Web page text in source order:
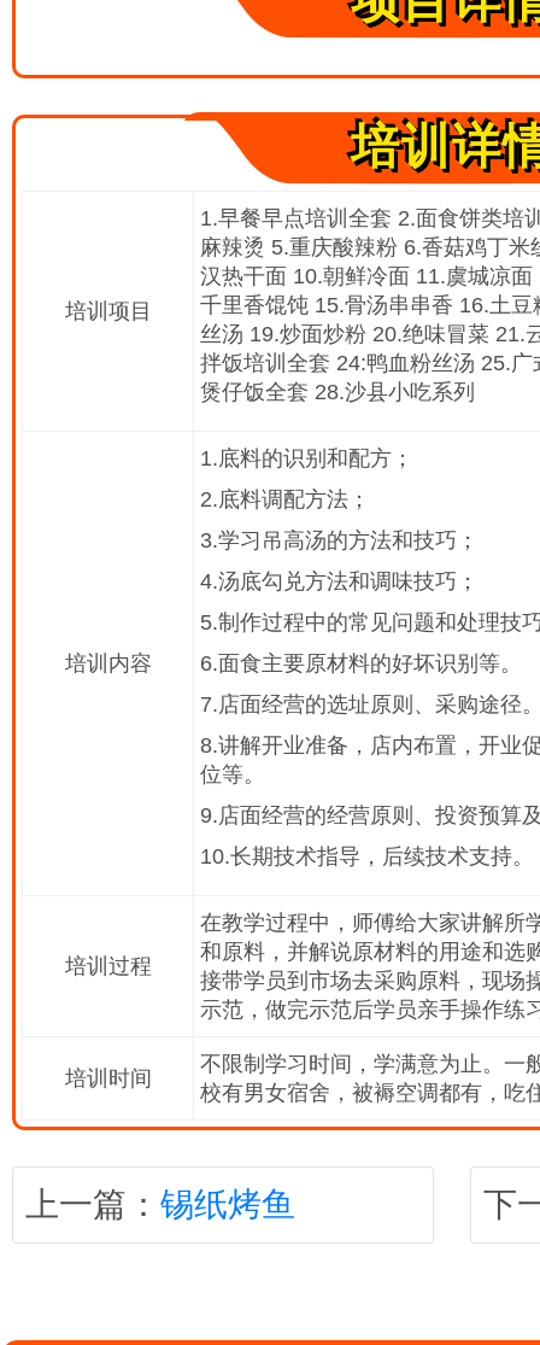
培训详
培训项目
1.早餐早点培训全套 2.面食饼类培
麻辣烫 5.重庆酸辣粉 6.香菇鸡丁
汉热干面 10.朝鲜冷面 11.虞城凉
千里香馄饨 15.骨汤串串香 16.土
丝汤 19.炒面炒粉 20.绝味冒菜 21.
拌饭培训全套 24:鸭血粉丝汤 25.
煲仔饭全套 28.沙县小吃系列
培训内容
1.底料的识别和配方；
2.底料调配方法；
3.学习吊高汤的方法和技巧；
4.汤底勾兑方法和调味技巧；
5.制作过程中的常见问题和处理技
6.面食主要原材料的好坏识别等。
7.店面经营的选址原则、采购途径
8.讲解开业准备，店内布置，开业
位等。
9.店面经营的经营原则、投资预算
10.长期技术指导，后续技术支持。
培训过程
在教学过程中，师傅给大家讲解所
和原料，并解说原材料的用途和选
接带学员到市场去采购原料，现场
示范，做完示范后学员亲手操作练
培训时间
不限制学习时间，学满意为止。一
校有男女宿舍，被褥空调都有，吃
上一篇： 锡纸烤鱼 下